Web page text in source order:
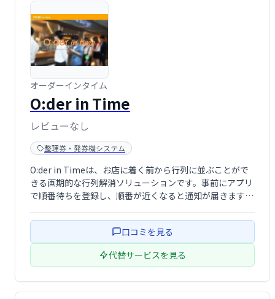
オーダーインタイム
O:der in Time
レビューなし
整理券・発券機システム
O:der in Timeは、お店に着く前から行列に並ぶことがで
きる画期的な行列解消ソリューションです。事前にアプリ
で順番待ちを登録し、順番が近くなると通知が届きます。
験を実現します。混雑緩和にも貢献する、革新的なサービ
口コミを見る
代替サービスを見る